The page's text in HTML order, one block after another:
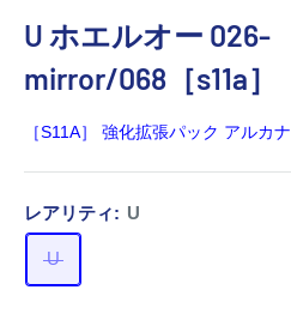
U ホエルオー 026-
mirror/068［s11a］
［S11A］ 強化拡張パック アルカナ
レアリティ: U
U